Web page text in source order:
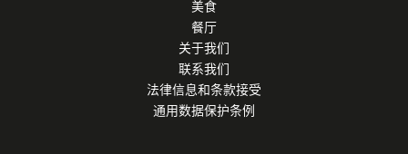
美食
餐厅
关于我们
联系我们
法律信息和条款接受
通用数据保护条例